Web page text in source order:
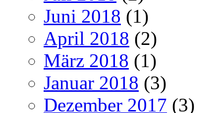
Juni 2018 (1)
April 2018 (2)
März 2018 (1)
Januar 2018 (3)
Dezember 2017 (3)